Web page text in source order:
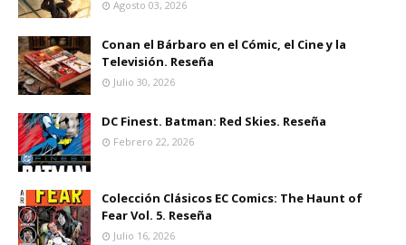
Agosto 03, 2026
Conan el Bárbaro en el Cómic, el Cine y la
Televisión. Reseña
Julio 30, 2026
DC Finest. Batman: Red Skies. Reseña
Febrero 22, 2026
Colección Clásicos EC Comics: The Haunt of
Fear Vol. 5. Reseña
Julio 16, 2026